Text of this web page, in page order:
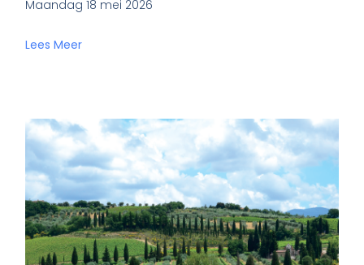
Maandag 18 mei 2026
Lees Meer